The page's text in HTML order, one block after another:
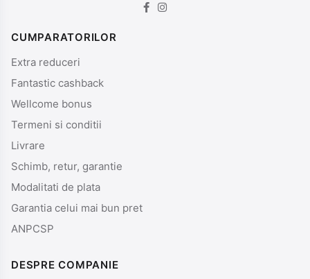
CUMPARATORILOR
Extra reduceri
Fantastic cashback
Wellcome bonus
Termeni si conditii
Livrare
Schimb, retur, garantie
Modalitati de plata
Garantia celui mai bun pret
ANPCSP
DESPRE COMPANIE